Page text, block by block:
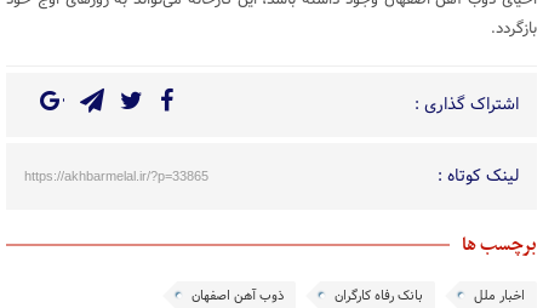
بازگردد.
اشتراک گذاری :
لینک کوتاه : https://akhbarmelal.ir/?p=33865
برچسب ها
اخبار ملل بانک رفاه کارگران ذوب آهن اصفهان